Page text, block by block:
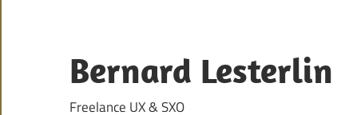
content
Bernard Lesterlin
Freelance UX & SXO